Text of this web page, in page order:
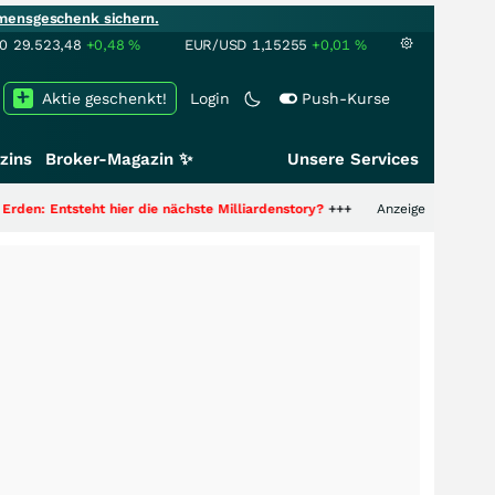
sichern.
29.523,48 +0,48% EUR/USD 1,15255 +0,01 %
Login Push-Kurse
Aktie geschenkt!
Broker-Magazin ✨ Unsere Services
hier die nächste Milliardenstory?+++ Anzeige